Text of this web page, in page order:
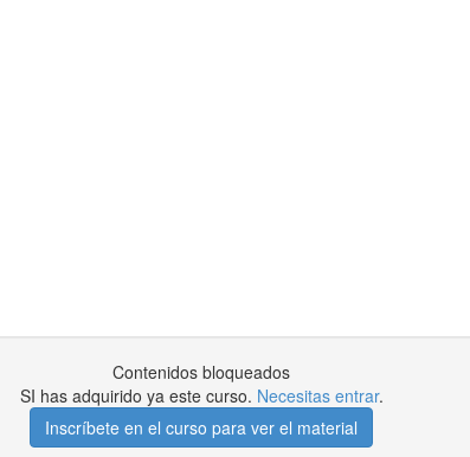
Contenidos bloqueados
SI has adquirido ya este curso. Necesitas entrar.
Inscríbete en el curso para ver el material